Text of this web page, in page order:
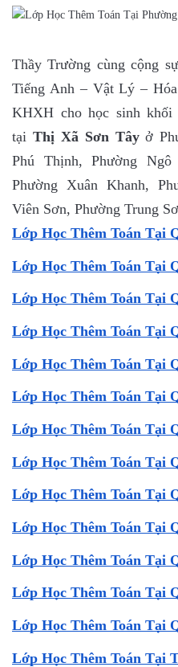
Thầy Trường cùng cộng
Tiếng Anh – Vật Lý –
KHXH cho học sinh
tại Thị Xã Sơn Tâyở
Phú Thịnh, Phường
Phường Xuân Khanh,
Viên Sơn, Phường Trung
Lớp Học Thêm Toán Tại
Lớp Học Thêm Toán Tại
Lớp Học Thêm Toán Tại
Lớp Học Thêm Toán Tại
Lớp Học Thêm Toán Tại
Lớp Học Thêm Toán Tại
Lớp Học Thêm Toán Tại
Lớp Học Thêm Toán Tại
Lớp Học Thêm Toán Tại
Lớp Học Thêm Toán Tại
Lớp Học Thêm Toán Tại
Lớp Học Thêm Toán Tại
Lớp Học Thêm Toán Tại
Lớp Học Thêm Toán Tại